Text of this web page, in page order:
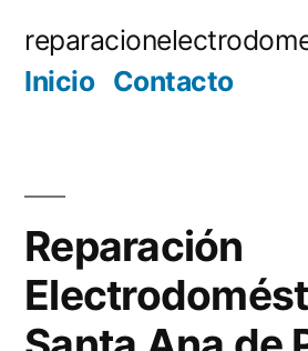
Inicio Contacto
Reparación